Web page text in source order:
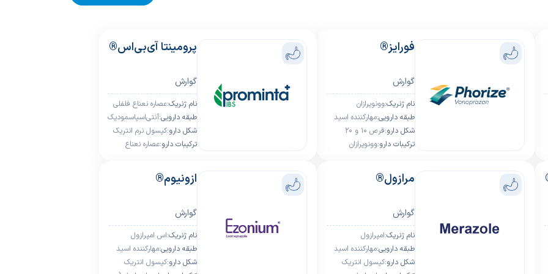
فورایز®
گوارش
ﻧﺎم ژﻧﺮﯾﮏ:وونوپرازان
ﻃﺒﻘﻪ داروﯾﯽ:مهارکننده اسید
معده
ﺷﮑﻞ دارو:
قرص 10 و 20
میلی‌گرمﺗﺮﮐﯿﺒﺎت دارو:وونوپرازان
پرومینتا آی‌بی‌اس®
گوارش
ﻧﺎم ژﻧﺮﯾﮏ:عصاره نعناع فلفلی
ﻃﺒﻘﻪ داروﯾﯽ:آنتی‌اسپاسمودیک
ﺷﮑﻞ دارو:کپسول نرم انتریک
کوتد حاوی 187
نعناع فلفلی
ﺗﺮﮐﯿﺒﺎت دارو:عصاره نعناع
مرازول®
گوارش
ﻧﺎم ژﻧﺮﯾﮏ:امپرازول
ﻃﺒﻘﻪ داروﯾﯽ:مهارکننده اسید
معده
ﺷﮑﻞ دارو:کپسول انتریک
ازونیوم®
گوارش
ﻧﺎم ژﻧﺮﯾﮏ:اس امپرازول
ﻃﺒﻘﻪ داروﯾﯽ:مهارکننده اسید
معده
ﺷﮑﻞ دارو:کپسول انتریک